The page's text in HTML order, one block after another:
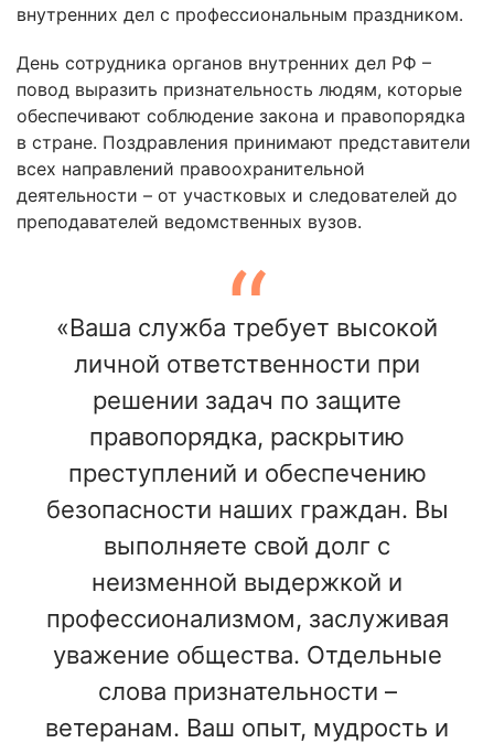
внутренних дел с профессиональным праздником.
День сотрудника органов внутренних дел РФ –
повод выразить признательность людям, которые
обеспечивают соблюдение закона и правопорядка
в стране. Поздравления принимают представители
всех направлений правоохранительной
деятельности – от участковых и следователей до
преподавателей ведомственных вузов.
«Ваша служба требует высокой
личной ответственности при
решении задач по защите
правопорядка, раскрытию
преступлений и обеспечению
безопасности наших граждан. Вы
выполняете свой долг с
неизменной выдержкой и
профессионализмом, заслуживая
уважение общества. Отдельные
слова признательности –
ветеранам. Ваш опыт, мудрость и